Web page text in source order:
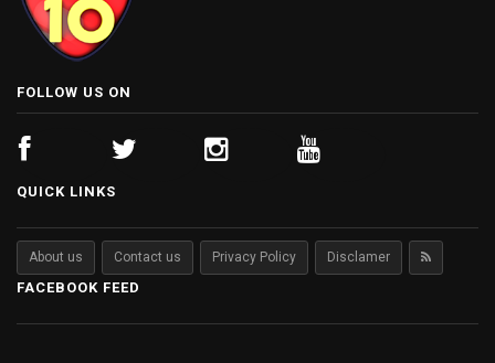
FOLLOW US ON
QUICK LINKS
About us Contact us Privacy Policy Disclamer
FACEBOOK FEED